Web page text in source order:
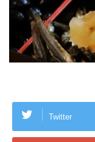
Twitter